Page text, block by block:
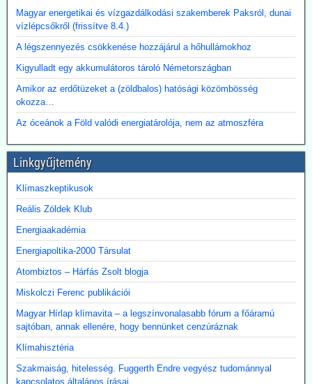
hasznosítása gazdasági és környezetvédelmi szempontból is
ígéretes elképzelés.
A főváros távhőrendszerét üzemeltető Budapesti Közművek (BKM)
több hónapig tartó tárgyalások után megbízási szerződést kötött a
BME-vel egy döntést megalapozó tanulmány közös elkészítésére a
Paksi Atomerőmű hőjének a fővárosi távfűtési rendszerbe való
eljuttatása lehetőségéről.
Magyar energetikai és vízgazdálkodási szakemberek Paksról, dunai
vízlépcsőkről (frissítve 8.4.)
A légszennyezés csökkenése hozzájárul a hőhullámokhoz
Kigyulladt egy akkumulátoros tároló Németországban
Amikor az erdőtüzeket a (zöldbalos) hatósági közömbösség
okozza…
Az óceánok a Föld valódi energiatárolója, nem az atmoszféra
Linkgyűjtemény
Klímaszkeptikusok
Reális Zöldek Klub
Energiaakadémia
Energiapoltika-2000 Társulat
Atombiztos – Hárfás Zsolt blogja
Miskolczi Ferenc publikációi
Magyar Hírlap klímavita – a legszínvonalasabb fórum a főáramú
sajtóban, annak ellenére, hogy bennünket cenzúráznak
Klímahisztéria
Szakmaiság, hitelesség. Fuggerth Endre vegyész tudománnyal
kapcsolatos általános írásai